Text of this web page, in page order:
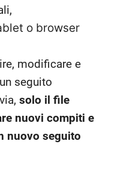
o browser
modificare e
seguito
solo il file
nuovi compiti e
nuovo seguito